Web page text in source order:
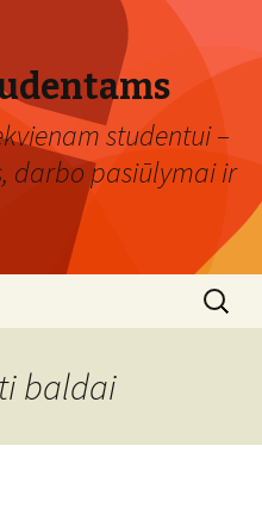
studentui –
darbo pasiūlymai ir
Ieškoti:
baldai